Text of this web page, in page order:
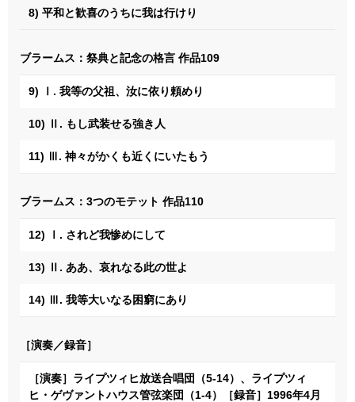
8) 平和と歓喜のうちに我は行けり
ブラームス：祭典と記念の格言 作品109
9) Ⅰ. 我等の父祖、汝に依り頼めり
10) Ⅱ. もし武装せる強き人
11) Ⅲ. 神々がかくも近くにいたもう
ブラームス：3つのモテット 作品110
12) Ⅰ. されど我惨めにして
13) Ⅱ. ああ、哀れなる此の世よ
14) Ⅲ. 我等大いなる困窮にあり
［演奏／録音］
［演奏］ライプツィヒ放送合唱団（5-14）、ライプツィ
ヒ・ゲヴァントハウス管弦楽団（1-4）［録音］1996年4月